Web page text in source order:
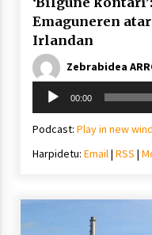
Emaguneren
Irlandan
Zebrabidea
Soinu
erreproduzigailua
00:00
Podcast: Play in new
Harpidetu: Email| RSS |